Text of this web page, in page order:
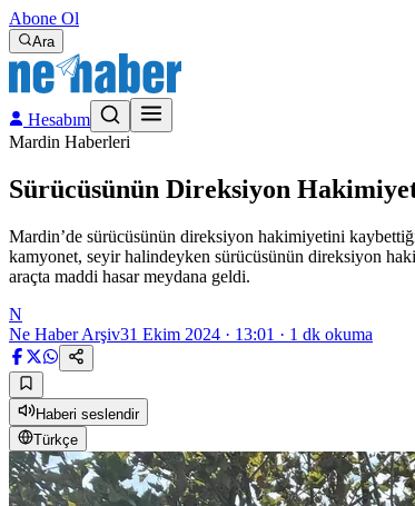
Abone Ol
Ara
Hesabım
Mardin Haberleri
Sürücüsünün Direksiyon
Mardin’de sürücüsünün direksiyon hakimiyetini
kamyonet, seyir halindeyken sürücüsünün direksiyon
araçta maddi hasar meydana geldi.
N
Ne Haber Arşiv31 Ekim 2024 · 13:01 · 1 dk okuma
Haberi seslendir
Türkçe